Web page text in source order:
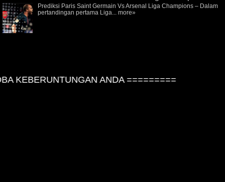
Prediksi Paris Saint Germain Vs Arsenal Liga Champions – Dalam
pertandingan pertama Liga... more»
KEBERUNTUNGAN ANDA =========